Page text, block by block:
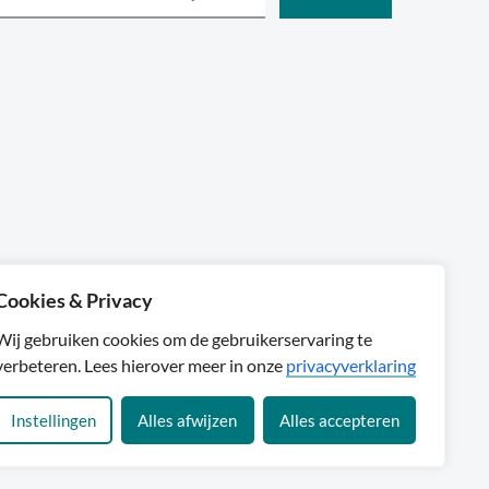
& Privacy
gebruiken cookies om de gebruikerservaring te
Lees hierover meer in onze privacyverklaring
Instellingen Alles afwijzen Alles accepteren
Sylta